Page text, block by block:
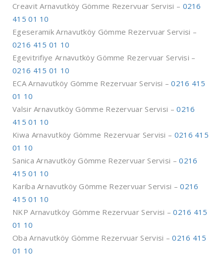
Creavit Arnavutköy Gömme Rezervuar Servisi – 0216
415 01 10
Egeseramik Arnavutköy Gömme Rezervuar Servisi –
0216 415 01 10
Egevitrifiye Arnavutköy Gömme Rezervuar Servisi –
0216 415 01 10
ECA Arnavutköy Gömme Rezervuar Servisi –0216 415
01 10
Valsir Arnavutköy Gömme Rezervuar Servisi –0216
415 01 10
Kiwa Arnavutköy Gömme Rezervuar Servisi – 0216 415
01 10
Sanica Arnavutköy Gömme Rezervuar Servisi –0216
415 01 10
Kariba Arnavutköy Gömme Rezervuar Servisi –0216
415 01 10
NKP Arnavutköy Gömme Rezervuar Servisi –0216 415
01 10
Oba Arnavutköy Gömme Rezervuar Servisi –0216 415
01 10